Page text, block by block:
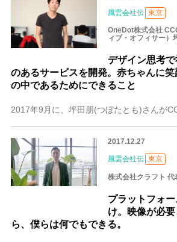
風雲会社伝 東京
OneDot株式会社
ィブ・オフィサー）
デザイン思考
のあるサービスを開発。赤ちゃんに
の中であるためにできること
2017.12.27
風雲会社伝 東京
株式会社クラフト
プラットフォ
け。映像が必
ら、僕らは何でもできる。